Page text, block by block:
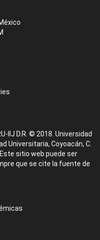
IIJ D.R. © 2018. Universidad
Universitaria, Coyoacán, C.
sitio web puede ser
que se cite la fuente de